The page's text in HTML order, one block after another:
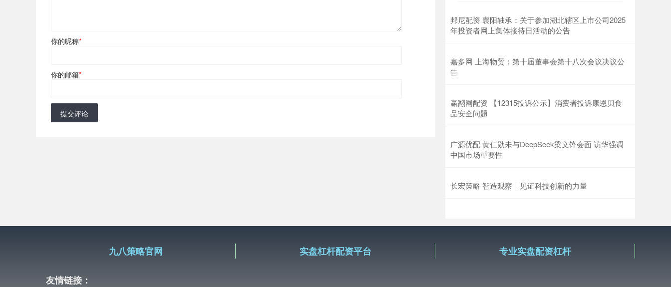
你的昵称*
你的邮箱*
提交评论
邦尼配资 襄阳轴承：关于参加湖北辖区上市公司2025
年投资者网上集体接待日活动的公告
嘉多网 上海物贸：第十届董事会第十八次会议决议公
告
赢翻网配资 【12315投诉公示】消费者投诉康恩贝食
品安全问题
广源优配 黄仁勋未与DeepSeek梁文锋会面 访华强调
中国市场重要性
长宏策略 智造观察｜见证科技创新的力量
九八策略官网 实盘杠杆配资平台 专业实盘配资杠杆
友情链接：